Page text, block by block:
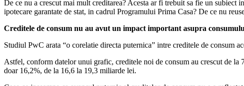
De ce nu a crescut mai mult creditarea? Acesta ar fi trebuit sa fie un subiect
ipotecare garantate de stat, in cadrul Programului Prima Casa? De ce nu
Creditele de consum nu au avut un impact important asupra
Studiul PwC arata “o corelatie directa puternica” intre creditele de consum
Astfel, conform datelor unui grafic, creditele noi de consum au crescut de
doar 16,2%, de la 16,6 la 19,3 miliarde lei.